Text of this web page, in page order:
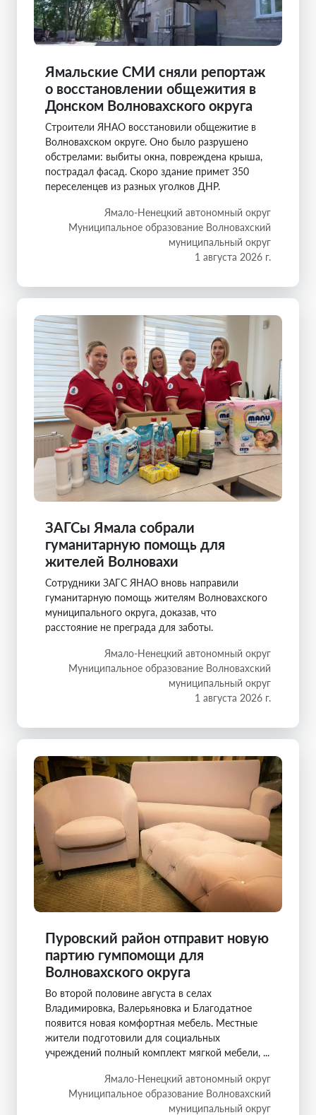
Ямальские СМИ сняли репортаж
о восстановлении общежития в
Донском Волновахского округа
Строители ЯНАО восстановили общежитие в
Волновахском округе. Оно было разрушено
обстрелами: выбиты окна, повреждена крыша,
пострадал фасад. Скоро здание примет 350
переселенцев из разных уголков ДНР.
Ямало-Ненецкий автономный округ
Муниципальное образование Волновахский
муниципальный округ
1 августа 2026 г.
ЗАГСы Ямала собрали
гуманитарную помощь для
жителей Волновахи
Сотрудники ЗАГС ЯНАО вновь направили
гуманитарную помощь жителям Волновахского
муниципального округа, доказав, что
расстояние не преграда для заботы.
Ямало-Ненецкий автономный округ
Муниципальное образование Волновахский
муниципальный округ
1 августа 2026 г.
Пуровский район отправит новую
партию гумпомощи для
Волновахского округа
Во второй половине августа в селах
Владимировка, Валерьяновка и Благодатное
появится новая комфортная мебель. Местные
жители подготовили для социальных
учреждений полный комплект мягкой мебели, ...
Ямало-Ненецкий автономный округ
Муниципальное образование Волновахский
муниципальный округ